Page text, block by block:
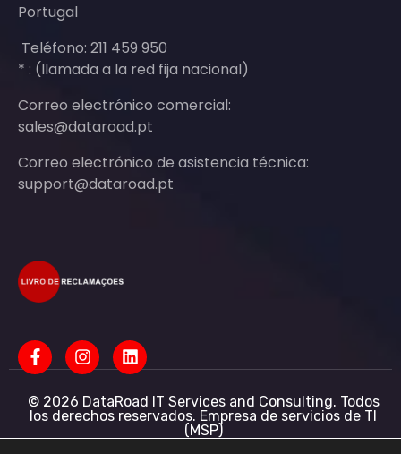
Portugal
Teléfono: 211 459 950
* : (llamada a la red fija nacional)
Correo electrónico comercial:
sales@dataroad.pt
Correo electrónico de asistencia técnica:
support@dataroad.pt
© 2026 DataRoad IT Services and Consulting. Todos
los derechos reservados. Empresa de servicios de TI
(MSP)
Servicios informáticos - Asistencia informática -